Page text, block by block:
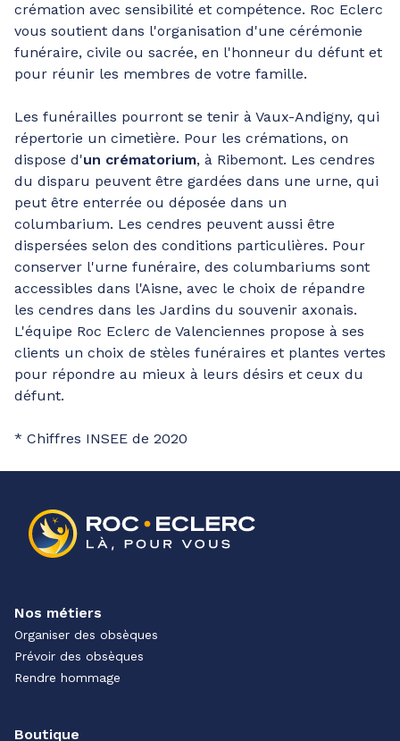
crémation avec sensibilité et compétence. Roc Eclerc
vous soutient dans l'organisation d'une cérémonie
funéraire, civile ou sacrée, en l'honneur du défunt et
pour réunir les membres de votre famille.
Les funérailles pourront se tenir à Vaux-Andigny, qui
répertorie un cimetière. Pour les crémations, on
dispose d'un crématorium, à Ribemont. Les cendres
du disparu peuvent être gardées dans une urne, qui
peut être enterrée ou déposée dans un
columbarium. Les cendres peuvent aussi être
dispersées selon des conditions particulières. Pour
conserver l'urne funéraire, des columbariums sont
accessibles dans l'Aisne, avec le choix de répandre
les cendres dans les Jardins du souvenir axonais.
L'équipe Roc Eclerc de Valenciennes propose à ses
clients un choix de stèles funéraires et plantes vertes
pour répondre au mieux à leurs désirs et ceux du
défunt.
* Chiffres INSEE de 2020
Nos métiers
Organiser des obsèques
Prévoir des obsèques
Rendre hommage
Boutique